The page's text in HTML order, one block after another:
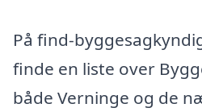
På find-
finde en liste over
både Verninge og de